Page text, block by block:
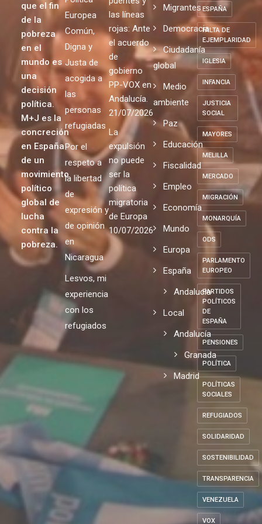
que el fin
de la
pobreza
en el
mundo es
una
decisión
política.
M+J es la
concreción
en España
de un
movimiento
político
global de
lucha
contra la
pobreza.
Europea
Común,
Digna y
Justa de
acogida a
las
personas
refugiadas
Por el
respeto a
la libertad
de
expresión y
de opinión
en
Nicaragua
Lesvos, mi
experiencia
con los
refugiados
las líneas
rojas: Ante
el acuerdo
de
gobierno
PP-VOX en
Andalucía.
21/07/2026
La
expulsión
no puede
ser la
política
migratoria
de Europa
10/07/2026
Migrantes
Democracia
Ciudadanía
global
Medio
ambiente
Paz
Educación
Fiscalidad
Empleo
Economía
Mundo
Europa
España
Andalucia
Local
Andalucía
Granada
Madrid
ESPAÑA
FALTA DE
EJEMPLARIDAD
IGLESIA
INFANCIA
JUSTICIA
SOCIAL
MAYORES
MELILLA
MERCADO
MIGRACIÓN
MONARQUÍA
ODS
PARLAMENTO
EUROPEO
PARTIDOS
POLÍTICOS
DE
ESPAÑA
PENSIONES
POLÍTICA
POLÍTICAS
SOCIALES
REFUGIADOS
SOLIDARIDAD
SOSTENIBILIDAD
TRANSPARENCIA
VENEZUELA
VOX